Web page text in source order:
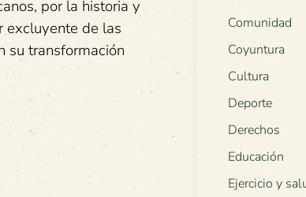
por la historia y
excluyente de las
su transformación
Comunidad
Coyuntura
Cultura
Deporte
Derechos
Educación
Ejercicio y